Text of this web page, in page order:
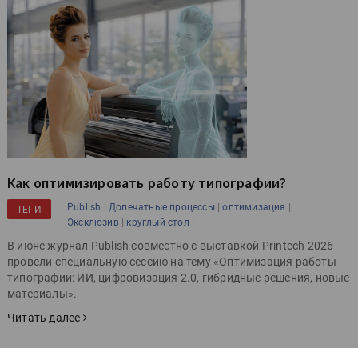
Как оптимизировать работу типографии?
ТЕГИ Publish |Допечатные процессы|оптимизация |
Эксклюзив | круглый стол |
В июне журнал Publish совместно с выставкой Printech 2026
провели специальную сессию на тему «Оптимизация работы
типографии: ИИ, цифровизация 2.0, гибридные решения, новые
материалы».
Читать далее